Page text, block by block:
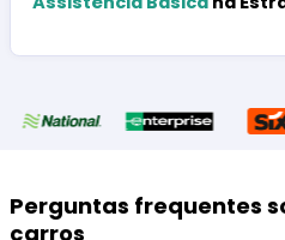
Perguntas frequentes
carros